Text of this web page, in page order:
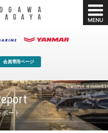
会員専用ページ
ポート